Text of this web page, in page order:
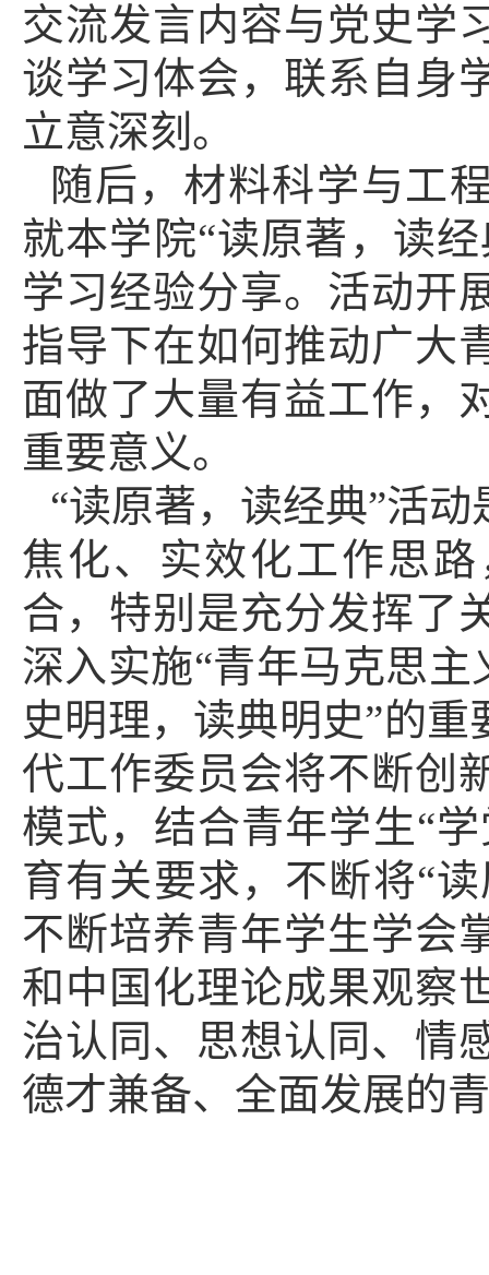
交流发言内容与党史学
谈学习体会， 联系自身
立意深刻 。
随后，材料科学与工
就本学院“读原著，读
学习经验分享。活动开
指导下在如何推动广大
面做了大量有益工作，
重要意义。
“读原著， 读经典”活动
焦化、实效化工作思
合，特别是充分发挥了
深入实施“青年马克思
史明理，读典明史”的重
代工作委员会将不断创
模式， 结合青年学生“
育有关要求， 不断将“
不断培养青年学生学会
和中国化理论成果观察
治认同、思想认同、情
德才兼备、全面发展的